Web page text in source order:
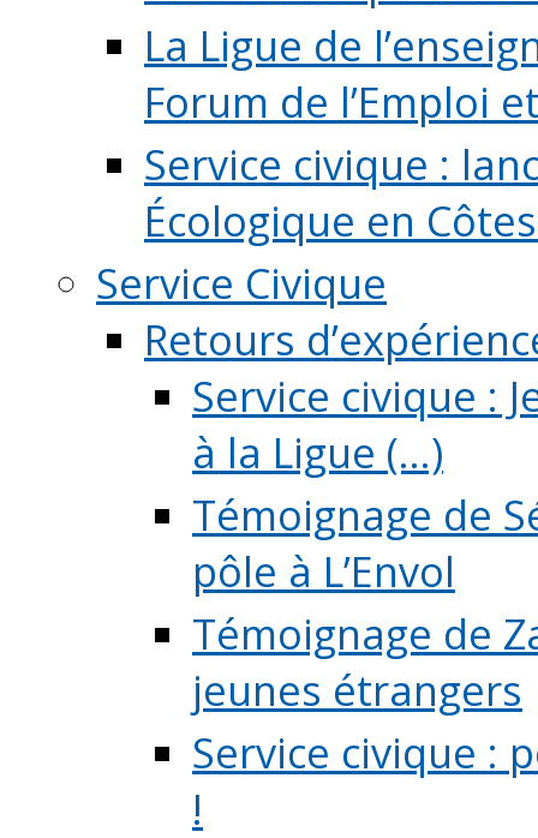
La Ligue de
Forum de l’Emploi
Service civique :
Écologique en
Service Civique
Retours
Service civique :
à la Ligue (...)
Témoignage de
pôle à L’Envol
Témoignage de
jeunes étrangers
Service civique :
!